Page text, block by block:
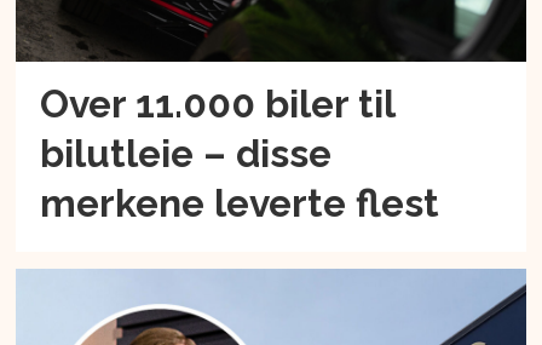
Over 11.000 biler til
bilutleie – disse
merkene leverte flest